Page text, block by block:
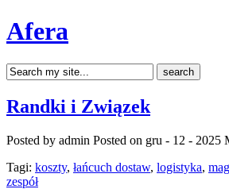
Afera
Randki i Związek
Posted by admin Posted on gru - 12 - 2025
Tagi: koszty, łańcuch dostaw, logistyka,
zespół